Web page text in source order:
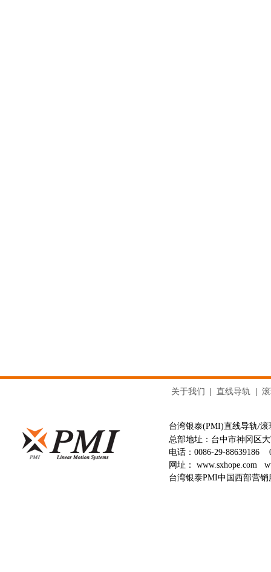
关于我们 直线导轨
台湾银泰(PMI)直线导轨/
总部地址：台中市神冈区
电话： 0086-29-88639186
网址： www.sxhope.com
台湾银泰PMI中国西部营